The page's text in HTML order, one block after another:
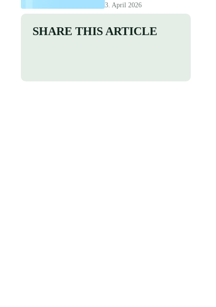
3. April 2026
SHARE THIS ARTICLE